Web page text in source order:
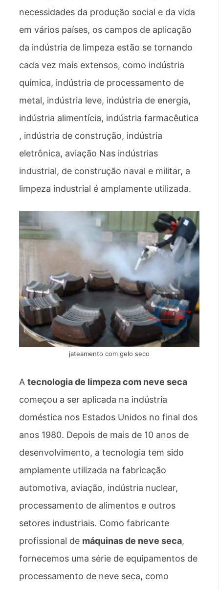
necessidades da produção social e da vida
em vários países, os campos de aplicação
da indústria de limpeza estão se tornando
cada vez mais extensos, como indústria
química, indústria de processamento de
metal, indústria leve, indústria de energia,
indústria alimentícia, indústria farmacêutica
, indústria de construção, indústria
eletrônica, aviação Nas indústrias
industrial, de construção naval e militar, a
limpeza industrial é amplamente utilizada.
jateamento com gelo seco
A tecnologia de limpeza com neve seca
começou a ser aplicada na indústria
doméstica nos Estados Unidos no final dos
anos 1980. Depois de mais de 10 anos de
desenvolvimento, a tecnologia tem sido
amplamente utilizada na fabricação
automotiva, aviação, indústria nuclear,
processamento de alimentos e outros
setores industriais. Como fabricante
profissional de máquinas de neve seca,
fornecemos uma série de equipamentos de
processamento de neve seca, como